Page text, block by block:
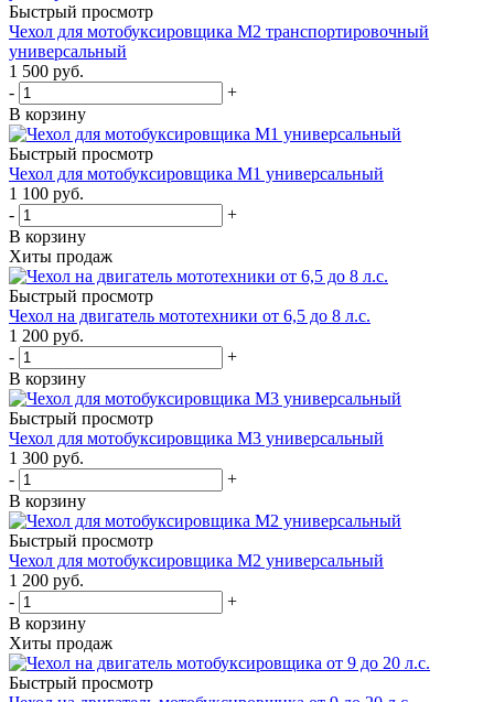
Быстрый просмотр
Чехол для мотобуксировщика М2 транспортировочный
универсальный
1 500 руб.
-
+
В корзину
Быстрый просмотр
Чехол для мотобуксировщика М1 универсальный
1 100 руб.
-
+
В корзину
Хиты продаж
Быстрый просмотр
Чехол на двигатель мототехники от 6,5 до 8 л.с.
1 200 руб.
-
+
В корзину
Быстрый просмотр
Чехол для мотобуксировщика М3 универсальный
1 300 руб.
-
+
В корзину
Быстрый просмотр
Чехол для мотобуксировщика М2 универсальный
1 200 руб.
-
+
В корзину
Хиты продаж
Быстрый просмотр